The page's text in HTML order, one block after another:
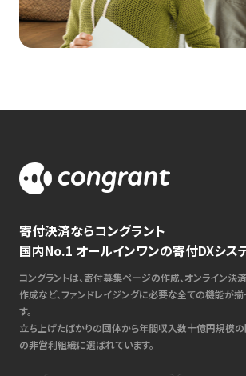
寄付決済ならコングラント
国内No.1 オールインワンの寄付DXシス
コングラントは、寄付募集ページの作成、オンライン決
作成など、ファンドレイジングに必要な全ての機能が
す。
立ち上げたばかりの団体から年間収入数十億円規模
の非営利組織に選ばれています。